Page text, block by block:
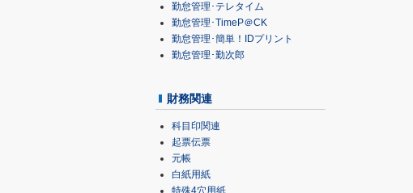
勤怠管理･テレタイム
勤怠管理･TimeP＠CK
勤怠管理･簡単！IDプリント
勤怠管理･勤次郎
財務関連
科目印関連
起票伝票
元帳
白紙用紙
特殊4穴用紙